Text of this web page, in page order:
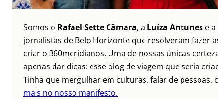
Somos o Rafael Sette Câmara, a Luíza Antunes e a
jornalistas de Belo Horizonte que resolveram fazer
criar o 360meridianos. Uma de nossas únicas
apenas dar dicas: esse blog de viagem que seria
Tinha que mergulhar em culturas, falar de
mais no nosso manifesto.